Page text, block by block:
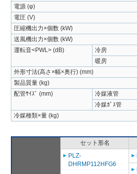
電源 (φ)
電圧 (V)
圧縮機出力×個数 (kW)
送風機出力×個数 (kW)
運転音<PWL> (dB)
冷房
暖房
外形寸法(高さ×幅×奥行) (mm)
製品質量 (kg)
配管ｻｲｽﾞ (mm)
冷媒液管
冷媒ｶﾞｽ管
冷媒種類×量 (kg)
セット形名
PLZ-
DHRMP112HFG6